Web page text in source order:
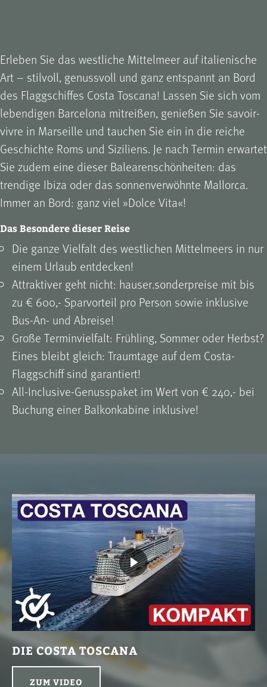
Erleben Sie das westliche Mittelmeer auf italienische
Art – stilvoll, genussvoll und ganz entspannt an Bord
des Flaggschiffes Costa Toscana! Lassen Sie sich vom
lebendigen Barcelona mitreißen, genießen Sie savoir-
vivre in Marseille und tauchen Sie ein in die reiche
Geschichte Roms und Siziliens. Je nach Termin erwartet
Sie zudem eine dieser Balearenschönheiten: das
trendige Ibiza oder das sonnenverwöhnte Mallorca.
Immer an Bord: ganz viel »Dolce Vita«!
Das Besondere dieser Reise
Die ganze Vielfalt des westlichen Mittelmeers in nur
einem Urlaub entdecken!
Attraktiver geht nicht: hauser.sonderpreise mit bis
zu € 600,- Sparvorteil pro Person sowie inklusive
Bus-An- und Abreise!
Große Terminvielfalt: Frühling, Sommer oder Herbst?
Eines bleibt gleich: Traumtage auf dem Costa-
Flaggschiff sind garantiert!
All-Inclusive-Genusspaket im Wert von € 240,- bei
Buchung einer Balkonkabine inklusive!
DIE COSTA TOSCANA
ZUM VIDEO